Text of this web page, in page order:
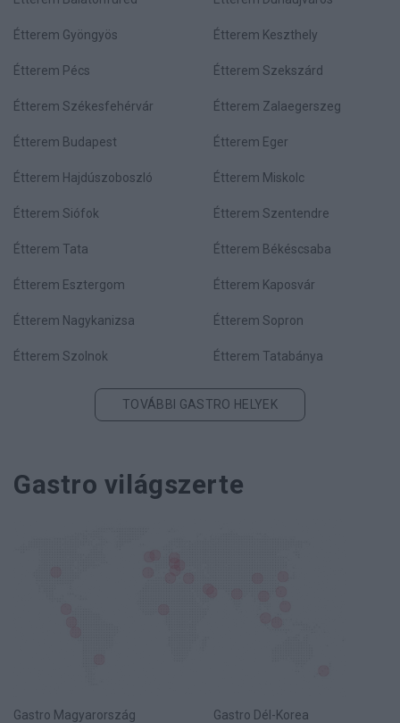
Étterem Gyöngyös Étterem Keszthely
Étterem Pécs Étterem Szekszárd
Étterem Székesfehérvár Étterem Zalaegerszeg
Étterem Budapest Étterem Eger
Étterem Hajdúszoboszló Étterem Miskolc
Étterem Siófok Étterem Szentendre
Étterem Tata Étterem Békéscsaba
Étterem Esztergom Étterem Kaposvár
Étterem Nagykanizsa Étterem Sopron
Étterem Szolnok Étterem Tatabánya
TOVÁBBI GASTRO HELYEK
Gastro világszerte
Gastro Magyarország Gastro Dél-Korea